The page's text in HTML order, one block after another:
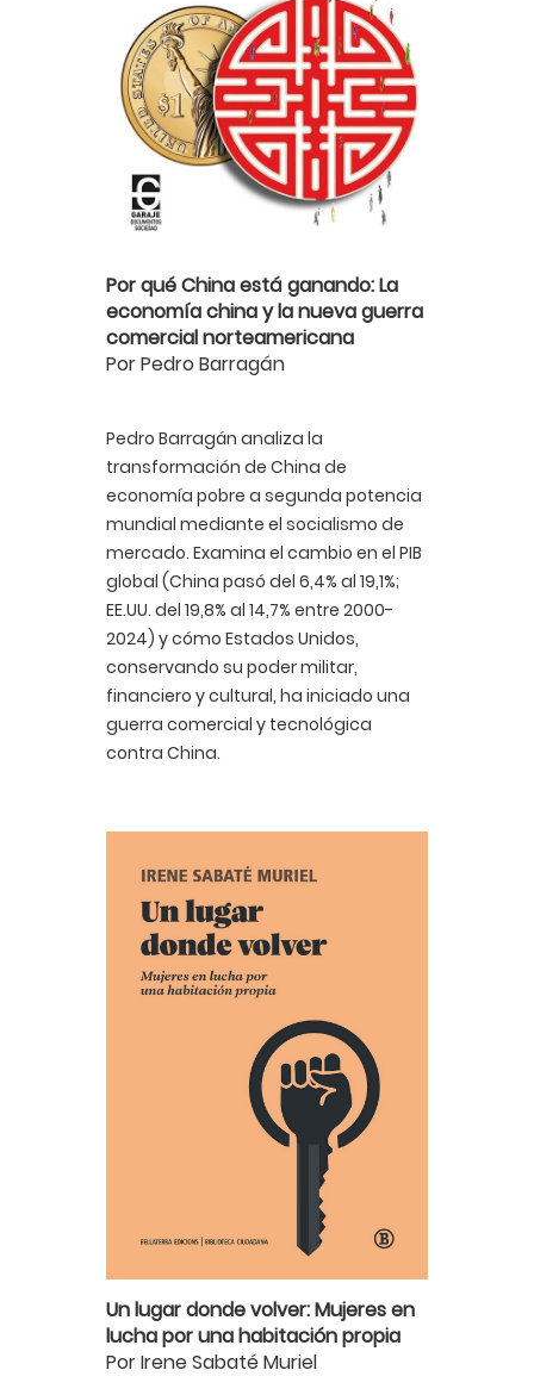
Por qué China está ganando: La
economía china y la nueva guerra
comercial norteamericana
Por Pedro Barragán
Pedro Barragán analiza la
transformación de China de
economía pobre a segunda potencia
mundial mediante el socialismo de
mercado. Examina el cambio en el PIB
global (China pasó del 6,4% al 19,1%;
EE.UU. del 19,8% al 14,7% entre 2000-
2024) y cómo Estados Unidos,
conservando su poder militar,
financiero y cultural, ha iniciado una
guerra comercial y tecnológica
contra China.
Un lugar donde volver: Mujeres en
lucha por una habitación propia
Por Irene Sabaté Muriel